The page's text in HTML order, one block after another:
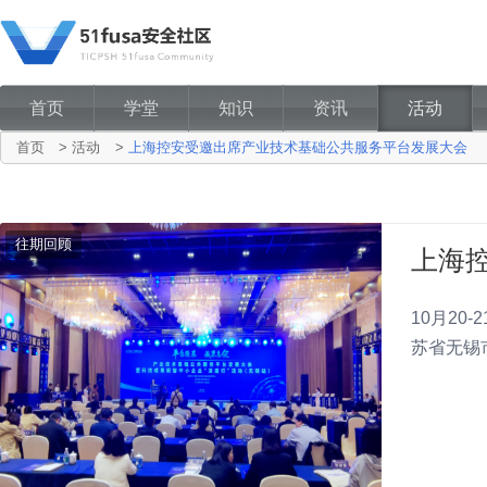
首页 学堂 知识 资讯 活动
首页 > 活动 > 上海控安受邀出席产业技术基础公共服务平台发展大会
往期回顾
上海
10月20-
苏省无锡